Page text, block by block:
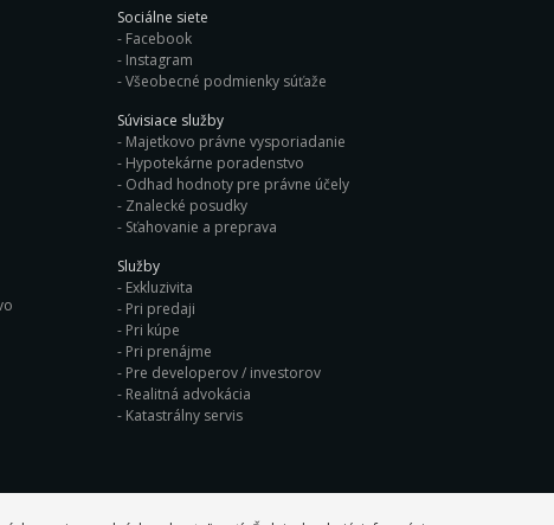
Sociálne siete
Facebook
Instagram
Všeobecné podmienky súťaže
Súvisiace služby
Majetkovo právne vysporiadanie
Hypotekárne poradenstvo
Odhad hodnoty pre právne účely
Znalecké posudky
Sťahovanie a preprava
Služby
Exkluzivita
Pri predaji
Pri kúpe
Pri prenájme
Pre developerov / investorov
Realitná advokácia
Katastrálny servis